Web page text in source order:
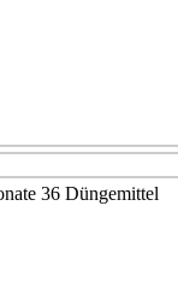
36 Düngemittel